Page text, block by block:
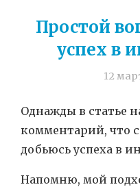
Простой
успех в
12
Однажды в статье
комментарий, что
добьюсь успеха в
Напомню, мой